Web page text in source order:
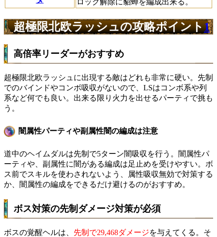
ロック解除に貂蝉を編成出来る。
超極限北欧ラッシュの攻略ポイント1
高倍率リーダーがおすすめ
超極限北欧ラッシュに出現する敵はどれも非常に硬い。先制
でのバインドやコンボ吸収がないので、LSはコンボ系や列
系など何でも良い。出来る限り火力を出せるパーティで挑も
う。
闇属性パーティや副属性闇の編成は注意
道中のヘイムダルは先制で5ターン闇吸収を行う。闇属性パ
ーティや、副属性に闇がある編成は足止めを受けやすい。ボ
ス前でスキルを使わされないよう、属性吸収無効で対策する
か、闇属性の編成をできるだけ避けるのがおすすめ。
ボス対策の先制ダメージ対策が必須
ボスの覚醒ヘルは、 先制で29,468ダメージを与えてくる。そ